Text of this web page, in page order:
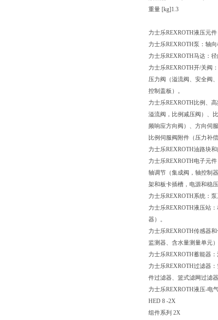
重量 [kg]1.3
力士乐REXROTH液压元
力士乐REXROTH泵：轴
力士乐REXROTH马达：
力士乐REXROTH开/关阀
压力阀（溢流阀、安全阀
控制盖板）。
力士乐REXROTH比例、
溢流阀，比例减压阀）、
频响应方向阀）、方向伺
比例伺服阀附件（压力补
力士乐REXROTH油路块
力士乐REXROTH电子元
轴调节（集成阀，轴控制
架和板卡插槽，电源和稳
力士乐REXROTH系统：
力士乐REXROTH液压站
器）。
力士乐REXROTH传感器
监测器、含水量测量单元
力士乐REXROTH蓄能器
力士乐REXROTH过滤器
件过滤器、篮式滤网过滤
力士乐REXROTH液压-电
HED 8 -2X
组件系列 2X